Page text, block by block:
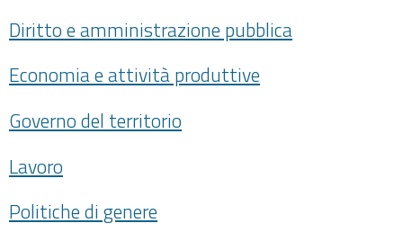
Diritto e amministrazione pubblica
Economia e attività produttive
Governo del territorio
Lavoro
Politiche di genere